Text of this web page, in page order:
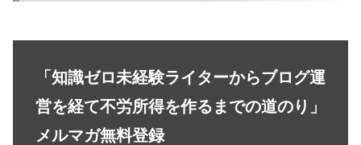
「知識ゼロ未経験ライターからブログ運
営を経て不労所得を作るまでの道のり」
メルマガ無料登録